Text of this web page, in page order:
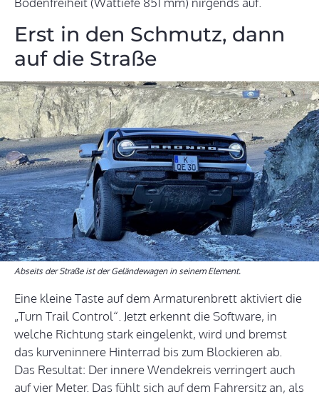
Erst in den Schmutz, dann
auf die Straße
Abseits der Straße ist der Geländewagen in seinem Element.
Eine kleine Taste auf dem Armaturenbrett aktiviert die
„Turn Trail Control“. Jetzt erkennt die Software, in
welche Richtung stark eingelenkt, wird und bremst
das kurveninnere Hinterrad bis zum Blockieren ab.
Das Resultat: Der innere Wendekreis verringert auch
auf vier Meter. Das fühlt sich auf dem Fahrersitz an, als